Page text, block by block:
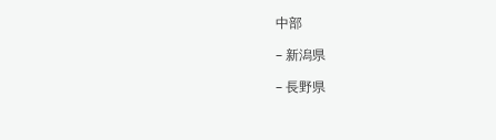
中部
– 新潟県
– 長野県